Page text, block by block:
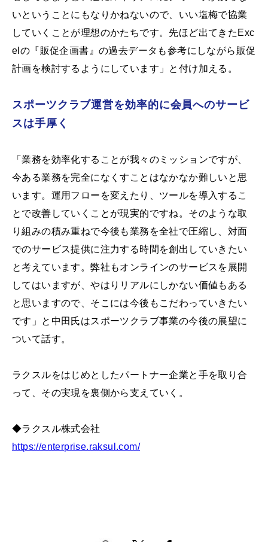
いということにもなりかねないので、いい塩梅で協業
していくことが理想のかたちです。先ほど出てきたExc
elの『販促企画書』の過去データも参考にしながら販促
計画を検討するようにしています」と付け加える。
スポーツクラブ運営を効率的に会員へのサービ
スは手厚く
「業務を効率化することが我々のミッションですが、
今ある業務を完全になくすことはなかなか難しいと思
います。運用フローを変えたり、ツールを導入するこ
とで改善していくことが現実的ですね。そのような取
り組みの積み重ねで今後も業務を全社で圧縮し、対面
でのサービス提供に注力する時間を創出していきたい
と考えています。弊社もオンラインのサービスを展開
してはいますが、やはりリアルにしかない価値もある
と思いますので、そこには今後もこだわっていきたい
です」と中田氏はスポーツクラブ事業の今後の展望に
ついて話す。
ラクスルをはじめとしたパートナー企業と手を取り合
って、その実現を裏側から支えていく。
◆ラクスル株式会社
https://enterprise.raksul.com/